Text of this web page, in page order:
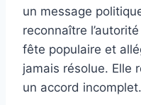
un message
reconnaître
fête populaire et
jamais résolue. Elle
un accord incomplet.